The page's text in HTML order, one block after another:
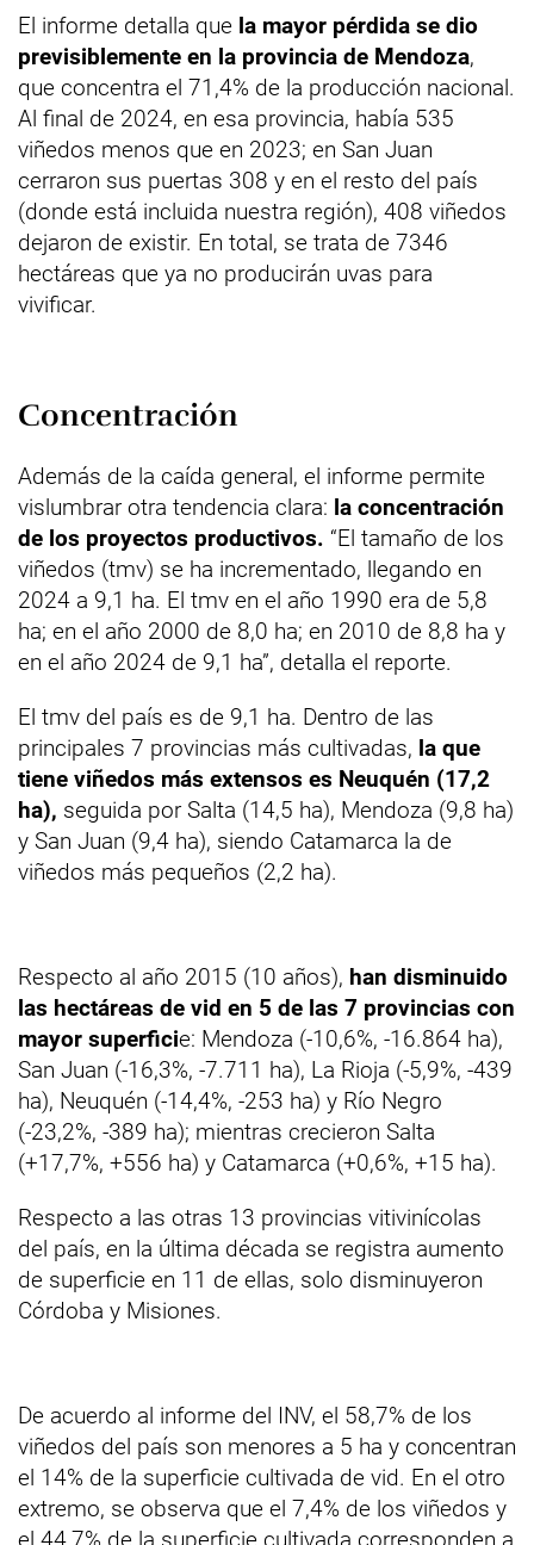
El informe detalla que la mayor pérdida se dio
previsiblemente en la provincia de Mendoza,
que concentra el 71,4% de la producción nacional.
Al final de 2024, en esa provincia, había 535
viñedos menos que en 2023; en San Juan
cerraron sus puertas 308 y en el resto del país
(donde está incluida nuestra región), 408 viñedos
dejaron de existir. En total, se trata de 7346
hectáreas que ya no producirán uvas para
vivificar.
Concentración
Además de la caída general, el informe permite
vislumbrar otra tendencia clara: la concentración
de los proyectos productivos. “El tamaño de los
viñedos (tmv) se ha incrementado, llegando en
2024 a 9,1 ha. El tmv en el año 1990 era de 5,8
ha; en el año 2000 de 8,0 ha; en 2010 de 8,8 ha y
en el año 2024 de 9,1 ha”, detalla el reporte.
El tmv del país es de 9,1 ha. Dentro de las
principales 7 provincias más cultivadas, la que
tiene viñedos más extensos es Neuquén (17,2
ha), seguida por Salta (14,5 ha), Mendoza (9,8 ha)
y San Juan (9,4 ha), siendo Catamarca la de
viñedos más pequeños (2,2 ha).
Respecto al año 2015 (10 años), han disminuido
las hectáreas de vid en 5 de las 7 provincias con
mayor superficie: Mendoza (-10,6%, -16.864 ha),
San Juan (-16,3%, -7.711 ha), La Rioja (-5,9%, -439
ha), Neuquén (-14,4%, -253 ha) y Río Negro
(-23,2%, -389 ha); mientras crecieron Salta
(+17,7%, +556 ha) y Catamarca (+0,6%, +15 ha).
Respecto a las otras 13 provincias vitivinícolas
del país, en la última década se registra aumento
de superficie en 11 de ellas, solo disminuyeron
Córdoba y Misiones.
De acuerdo al informe del INV, el 58,7% de los
viñedos del país son menores a 5 ha y concentran
el 14% de la superficie cultivada de vid. En el otro
extremo, se observa que el 7,4% de los viñedos y